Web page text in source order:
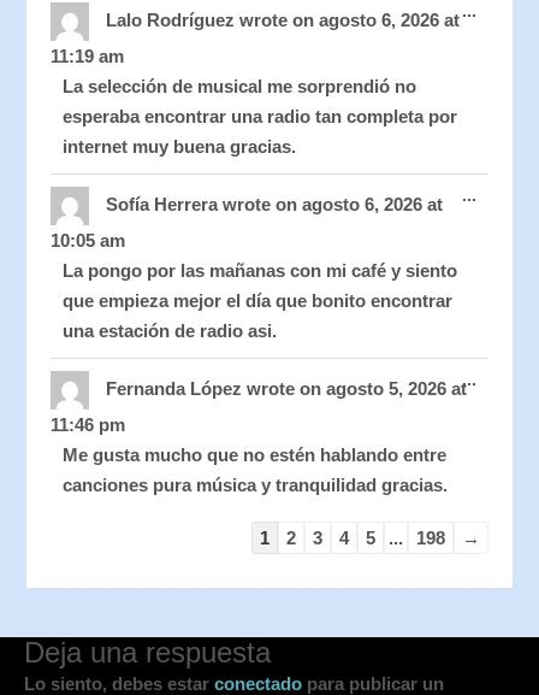
Lalo Rodríguezwrote on agosto 6, 2026 at
11:19 am
La selección de musical me sorprendió no
esperaba encontrar una radio tan completa por
internet muy buena gracias.
...this
Sofía Herrerawrote on agosto 6, 2026 at
10:05 am
La pongo por las mañanas con mi café y siento
que empieza mejor el día que bonito encontrar
una estación de radio asi.
...this
Fernanda Lópezwrote on agosto 5, 2026 at
11:46 pm
Me gusta mucho que no estén hablando entre
canciones pura música y tranquilidad gracias.
...this
1 2 3 4 5 ... 198 →
Deja una respuesta
Lo siento, debes estar conectado para publicar un